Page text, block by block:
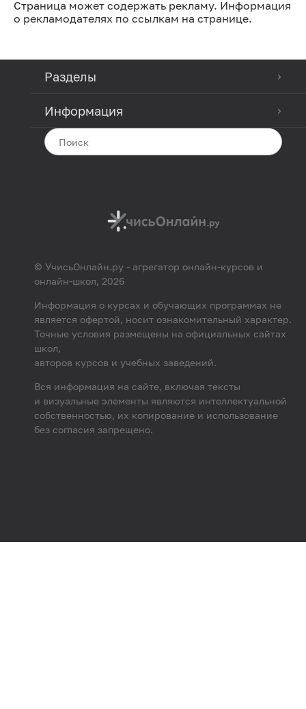
Страница может содержать рекламу. Информация
о рекламодателях по ссылкам на странице.
Разделы
Информация
© УчисьОнлайн.ру - агрегатор онлайн-курсов и
онлайн-школ, 2026
Информация о курсах и обучающих программах не
является офертой, носит ознакомительный характер.
Точные условия размещены на официальных сайтах
школ,
авторов курсов и учебных заведений.
Вся информация на сайте, включая тексты
и визуальные элементы являются интеллектуальной
собственностью, их копирование и использование
без согласия запрещено.